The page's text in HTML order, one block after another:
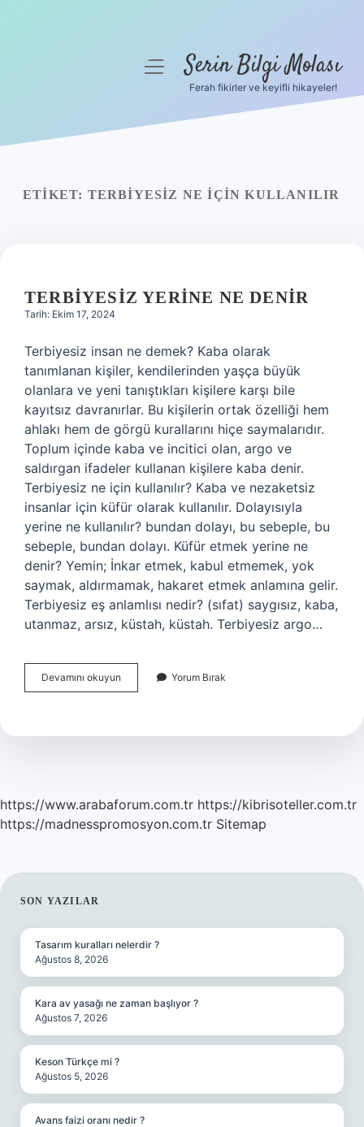
Yasal Uyarı
menüyüSerin Bilgi Molası
Ferah fikirler ve keyifli hikayeler!
ETIKET: TERBIYESIZ NE IÇIN KULLANILIR
TERBIYESIZ YERINE NE DENIR
Tarih: Ekim 17, 2024
Terbiyesiz insan ne demek? Kaba olarak
tanımlanan kişiler, kendilerinden yaşça büyük
olanlara ve yeni tanıştıkları kişilere karşı bile
kayıtsız davranırlar. Bu kişilerin ortak özelliği hem
ahlakı hem de görgü kurallarını hiçe saymalarıdır.
Toplum içinde kaba ve incitici olan, argo ve
saldırgan ifadeler kullanan kişilere kaba denir.
Terbiyesiz ne için kullanılır? Kaba ve nezaketsiz
insanlar için küfür olarak kullanılır. Dolayısıyla
yerine ne kullanılır? bundan dolayı, bu sebeple, bu
sebeple, bundan dolayı. Küfür etmek yerine ne
denir? Yemin; İnkar etmek, kabul etmemek, yok
saymak, aldırmamak, hakaret etmek anlamına gelir.
Terbiyesiz eş anlamlısı nedir? (sıfat) saygısız, kaba,
utanmaz, arsız, küstah, küstah. Terbiyesiz argo…
Devamını okuyun Terbiyesiz
Yerine
Yorum Bırak
https://www.arabaforum.com.tr https://kibrisoteller.com.tr
https://madnesspromosyon.com.tr Sitemap
SIDEBAR
SON YAZILAR
Tasarım kuralları nelerdir ?
Ağustos 8, 2026
Kara av yasağı ne zaman başlıyor ?
Ağustos 7, 2026
Keson Türkçe mi ?
Ağustos 5, 2026
Avans faizi oranı nedir ?